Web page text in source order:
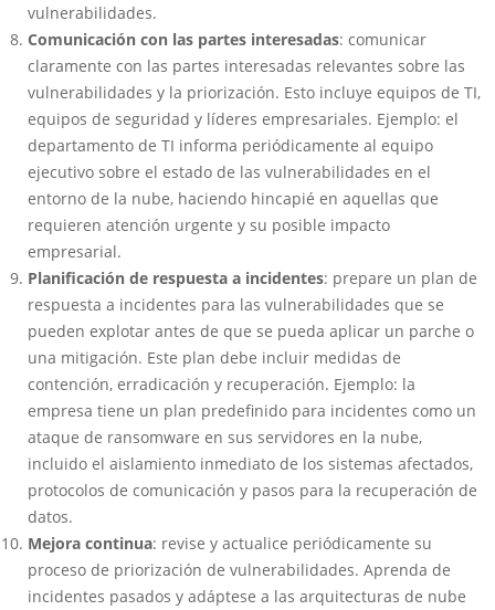
vulnerabilidades.
Comunicación con las partes interesadas: comunicar
claramente con las partes interesadas relevantes sobre las
vulnerabilidades y la priorización. Esto incluye equipos de TI,
equipos de seguridad y líderes empresariales. Ejemplo: el
departamento de TI informa periódicamente al equipo
ejecutivo sobre el estado de las vulnerabilidades en el
entorno de la nube, haciendo hincapié en aquellas que
requieren atención urgente y su posible impacto
empresarial.
Planificación de respuesta a incidentes: prepare un plan de
respuesta a incidentes para las vulnerabilidades que se
pueden explotar antes de que se pueda aplicar un parche o
una mitigación. Este plan debe incluir medidas de
contención, erradicación y recuperación. Ejemplo: la
empresa tiene un plan predefinido para incidentes como un
ataque de ransomware en sus servidores en la nube,
incluido el aislamiento inmediato de los sistemas afectados,
protocolos de comunicación y pasos para la recuperación de
datos.
Mejora continua: revise y actualice periódicamente su
proceso de priorización de vulnerabilidades. Aprenda de
incidentes pasados ​​y adáptese a las arquitecturas de nube